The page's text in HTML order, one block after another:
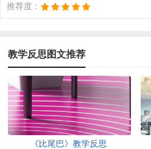
推荐度：
教学反思图文推荐
《比尾巴》教学反思